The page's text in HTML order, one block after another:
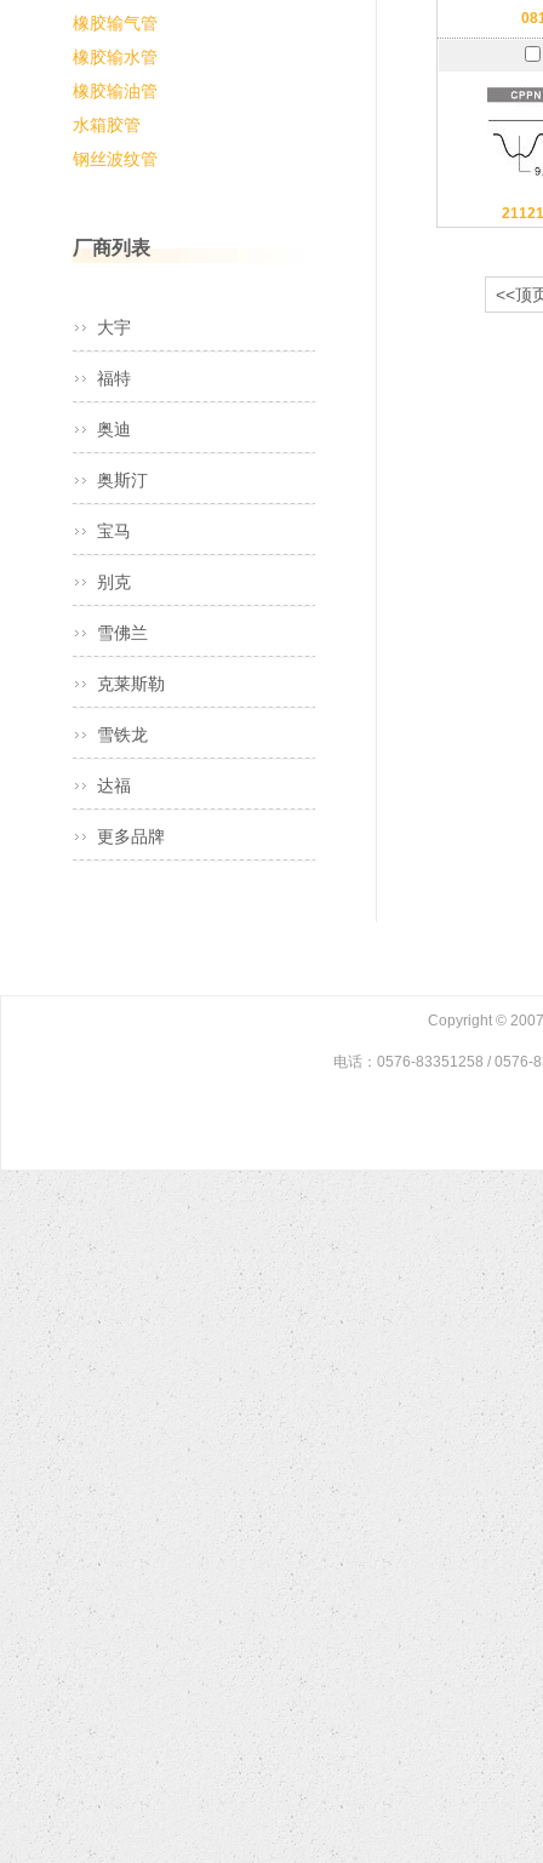
<<顶
橡胶输气管
橡胶输水管
橡胶输油管
水箱胶管
钢丝波纹管
厂商列表
大宇
福特
奥迪
奥斯汀
宝马
别克
雪佛兰
克莱斯勒
雪铁龙
达福
更多品牌
Copyright ©
电话：0576-83351258 / 0576-